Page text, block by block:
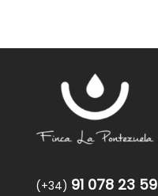
(+34) 91 078 23 59